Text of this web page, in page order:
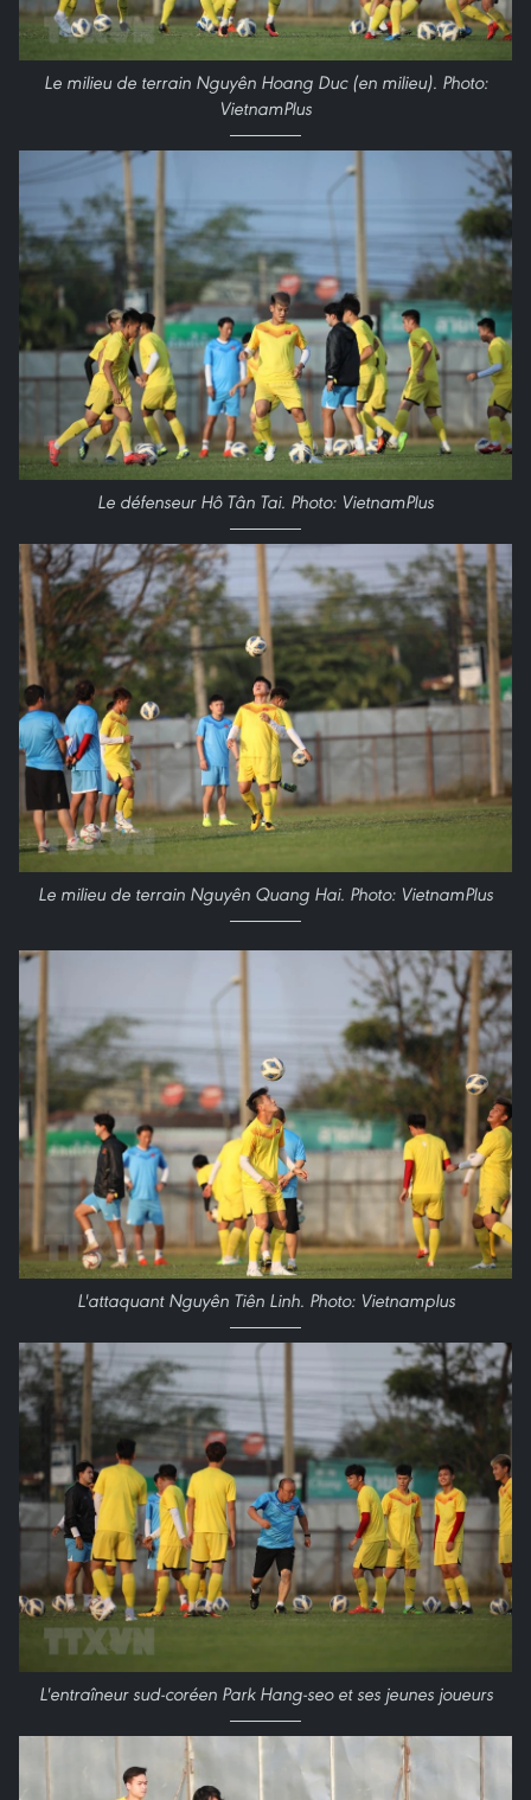
Le milieu de terrain Nguyên Hoang Duc (en milieu). Photo:
VietnamPlus
Le défenseur Hô Tân Tai. Photo: VietnamPlus
Le milieu de terrain Nguyên Quang Hai. Photo: VietnamPlus
L'attaquant Nguyên Tiên Linh. Photo: Vietnamplus
L'entraîneur sud-coréen Park Hang-seo et ses jeunes joueurs